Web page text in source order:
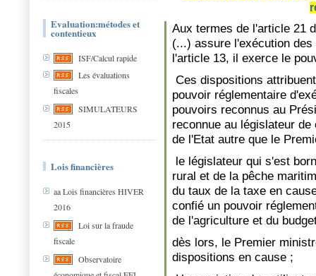
Evaluation:métodes et
contentieux
ISF/Calcul rapide
Les évaluations
fiscales
SIMULATEURS
2015
Lois financières
aa Lois financières HIVER
2016
Loi sur la fraude
fiscale
Observatoire
Aux termes de l'article 21
(...) assure l'exécution
l'article 13, il exerce le
Ces dispositions
pouvoir réglementaire
pouvoirs reconnus au
reconnue au législateur
de l'Etat autre que le
le législateur qui s'est
rural et de la pêche
du taux de la taxe en
confié un pouvoir
de l'agriculture et du
dès lors, le Premier
dispositions en cause ;